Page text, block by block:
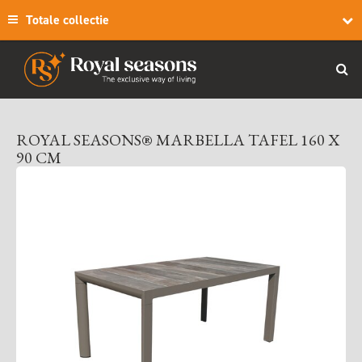
Totale collectie
ROYAL SEASONS® MARBELLA TAFEL 160 X
90 CM